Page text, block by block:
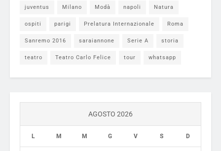
juventus Milano Modà napoli Natura
ospiti parigi Prelatura Internazionale Roma
Sanremo 2016 saraiannone Serie A storia
teatro Teatro Carlo Felice tour whatsapp
AGOSTO 2026
L M M G V S D